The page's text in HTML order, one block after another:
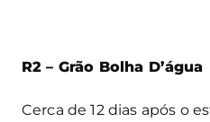
R2 – Grão Bolha D’água
Cerca de 12 dias após o